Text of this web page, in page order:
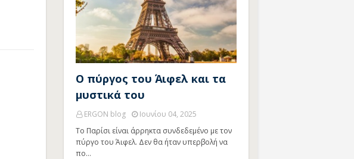
Ο πύργος του Άιφελ και τα
μυστικά του
ERGON blog
Ιουνίου 04, 2025
Το Παρίσι είναι άρρηκτα συνδεδεμένο με τον
πύργο του Άιφελ. Δεν θα ήταν υπερβολή να
πο…